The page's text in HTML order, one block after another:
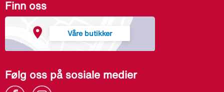
Finn oss
Våre butikker
Følg oss på sosiale medier